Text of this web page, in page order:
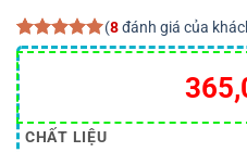
5.00trên 5
dựa trên
8
đánh giá
(8đánh giá của
CHẤT LIỆU